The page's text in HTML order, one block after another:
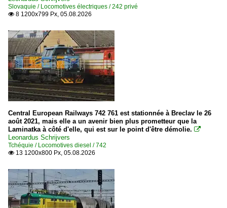
Slovaquie / Locomotives électriques / 242 privé
 8 1200x799 Px, 05.08.2026
Central European Railways 742 761 est stationnée à Breclav le 26
août 2021, mais elle a un avenir bien plus prometteur que la
Laminatka à côté d'elle, qui est sur le point d'être démolie. 
Leonardus Schrijvers
Tchéquie / Locomotives diesel / 742
 13 1200x800 Px, 05.08.2026